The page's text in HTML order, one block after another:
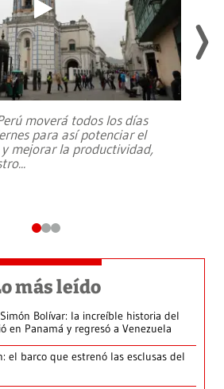
moverá todos los días
para así potenciar el
mejorar la productividad,
...
más leído
Bolívar: la increíble historia del
en Panamá y regresó a Venezuela
el barco que estrenó las esclusas del